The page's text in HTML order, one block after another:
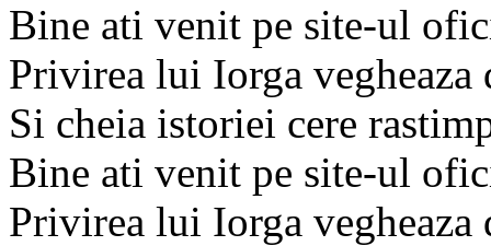
Bine ati venit pe site-ul
Privirea lui Iorga
Si cheia istoriei cere
Bine ati venit pe site-ul
Privirea lui Iorga